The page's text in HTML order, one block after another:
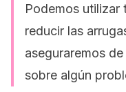
Podemos utilizar
reducir las
aseguraremos
sobre algún